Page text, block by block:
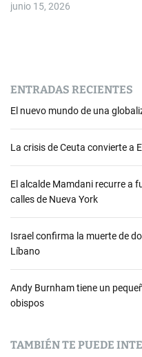
junio 15, 2026
ENTRADAS RECIENTES
El nuevo mundo de una
La crisis de Ceuta convierte a
El alcalde Mamdani recurre a
calles de Nueva York
Israel confirma la muerte de
Líbano
Andy Burnham tiene un
obispos
TAMBIÉN TE PUEDE